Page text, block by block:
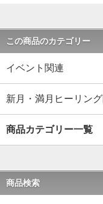
この商品のカテゴリー
イベント関連
新月・満月ヒーリン
商品カテゴリー一覧
商品検索